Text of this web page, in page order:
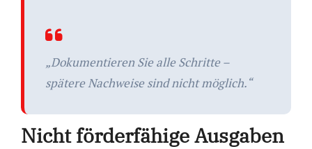
„Dokumentieren Sie alle Schritte –
spätere Nachweise sind nicht möglich.“
Nicht förderfähige Ausgaben